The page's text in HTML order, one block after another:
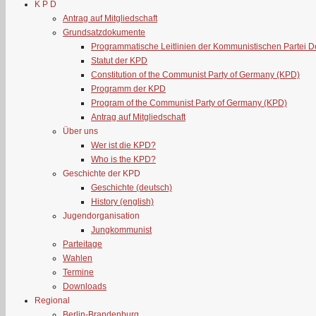
K P D
Antrag auf Mitgliedschaft
Grundsatzdokumente
Programmatische Leitlinien der Kommunistischen Partei
Statut der KPD
Constitution of the Communist Party of Germany (KPD)
Programm der KPD
Program of the Communist Party of Germany (KPD)
Antrag auf Mitgliedschaft
Über uns
Wer ist die KPD?
Who is the KPD?
Geschichte der KPD
Geschichte (deutsch)
History (english)
Jugendorganisation
Jungkommunist
Parteitage
Wahlen
Termine
Downloads
Regional